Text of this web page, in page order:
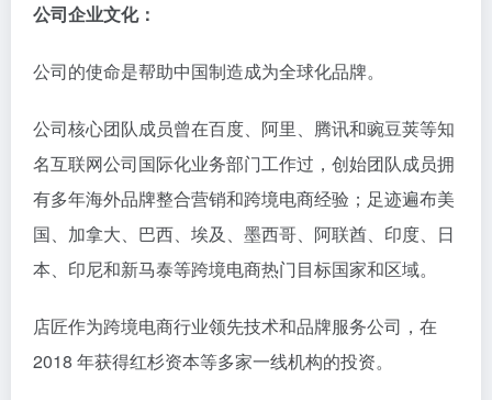
公司企业文化：
公司的使命是帮助中国制造成为全球化品牌。
公司核心团队成员曾在百度、阿里、腾讯和豌豆荚等知
名互联网公司国际化业务部门工作过，创始团队成员拥
有多年海外品牌整合营销和跨境电商经验；足迹遍布美
国、加拿大、巴西、埃及、墨西哥、阿联酋、印度、日
本、印尼和新马泰等跨境电商热门目标国家和区域。
店匠作为跨境电商行业领先技术和品牌服务公司，在
2018 年获得红杉资本等多家一线机构的投资。